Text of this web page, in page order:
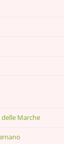
Marche